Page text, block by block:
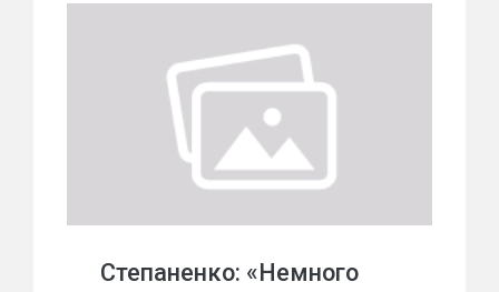
Степаненко: «Немного